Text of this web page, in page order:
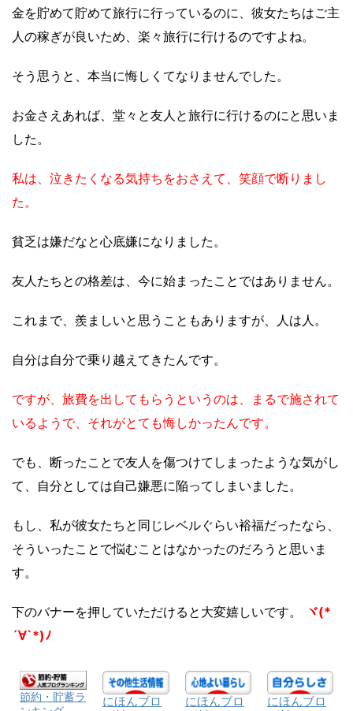
金を貯めて貯めて旅行に行っているのに、彼女たちはご主
人の稼ぎが良いため、楽々旅行に行けるのですよね。
そう思うと、本当に悔しくてなりませんでした。
お金さえあれば、堂々と友人と旅行に行けるのにと思いま
した。
私は、泣きたくなる気持ちをおさえて、笑顔で断りまし
た。
貧乏は嫌だなと心底嫌になりました。
友人たちとの格差は、今に始まったことではありません。
これまで、羨ましいと思うこともありますが、人は人。
自分は自分で乗り越えてきたんです。
ですが、旅費を出してもらうというのは、まるで施されて
いるようで、それがとても悔しかったんです。
でも、断ったことで友人を傷つけてしまったような気がし
て、自分としては自己嫌悪に陥ってしまいました。
もし、私が彼女たちと同じレベルぐらい裕福だったなら、
そういったことで悩むことはなかったのだろうと思いま
す。
下のバナーを押していただけると大変嬉しいです。
ヾ(*
´∀`*)ﾉ
節約・貯蓄ラ
にほんブロ
にほんブロ
にほんブロ